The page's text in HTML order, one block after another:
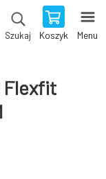
Szukaj Koszyk Menu
Flexfit